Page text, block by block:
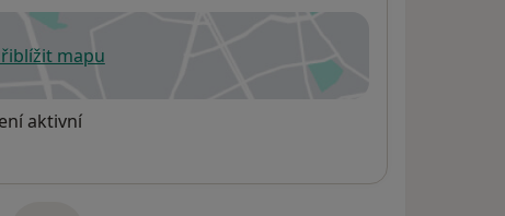
mapu
se otevře v nové záložce
aktivní